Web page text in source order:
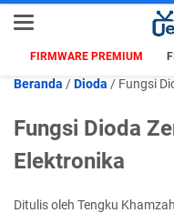
FIRMWARE PREMIUM
Beranda /Dioda / Fungsi
Fungsi Dioda
Elektronika
Ditulis oleh Tengku